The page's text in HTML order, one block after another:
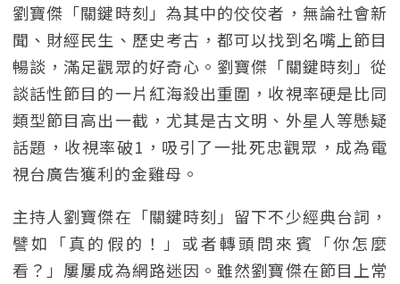
劉寶傑「關鍵時刻」為其中的佼佼者，無論社會新
聞、財經民生、歷史考古，都可以找到名嘴上節目
暢談，滿足觀眾的好奇心。劉寶傑「關鍵時刻」從
談話性節目的一片紅海殺出重圍，收視率硬是比同
類型節目高出一截，尤其是古文明、外星人等懸疑
話題，收視率破1，吸引了一批死忠觀眾，成為電
視台廣告獲利的金雞母。
主持人劉寶傑在「關鍵時刻」留下不少經典台詞，
譬如「真的假的！」或者轉頭問來賓「你怎麼
看？」屢屢成為網路迷因。雖然劉寶傑在節目上常